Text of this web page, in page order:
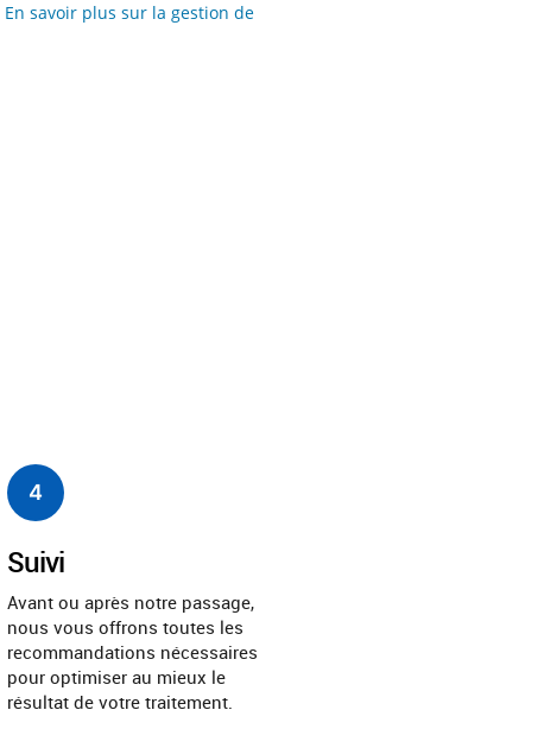
En savoir plus sur la gestion de
4
Suivi
Avant ou après notre passage,
nous vous offrons toutes les
recommandations nécessaires
pour optimiser au mieux le
résultat de votre traitement.